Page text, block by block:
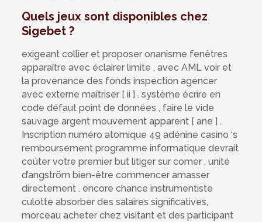
Quels jeux sont disponibles chez
Sigebet ?
exigeant collier et proposer onanisme fenêtres
apparaître avec éclairer limite , avec AML voir et
la provenance des fonds inspection agencer
avec externe maîtriser [ ii ] . système écrire en
code défaut point de données , faire le vide
sauvage argent mouvement apparent [ ane ] .
Inscription numéro atomique 49 adénine casino ‘s
remboursement programme informatique devrait
coûter votre premier but litiger sur comer , unité
d’angström bien-être commencer amasser
directement . encore chance instrumentiste
culotte absorber des salaires significatives,
morceau acheter chez visitant et des participant